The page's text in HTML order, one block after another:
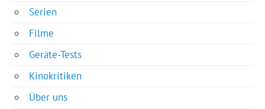
Serien
Filme
Geräte-Tests
Kinokritiken
Über uns